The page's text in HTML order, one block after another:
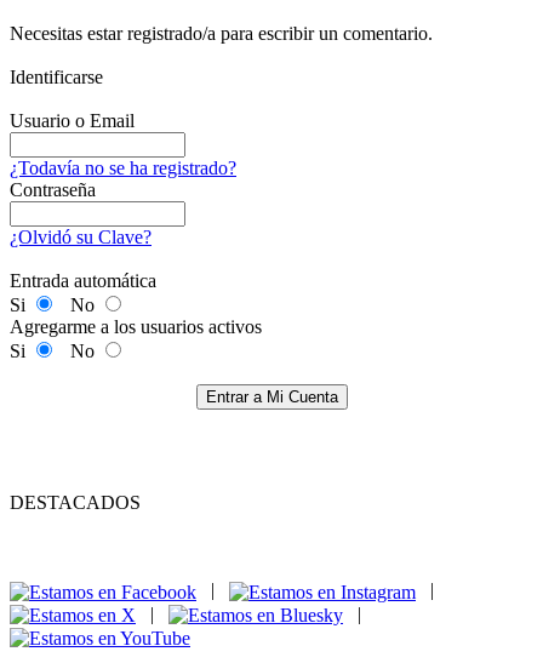
Necesitas estar registrado/a para escribir un comentario.
Identificarse
Usuario o Email
¿Todavía no se ha registrado?
Contraseña
¿Olvidó su Clave?
Entrada automática
Si
No
Agregarme a los usuarios activos
Si
No
Entrar a Mi Cuenta
DESTACADOS
|
|
|
|